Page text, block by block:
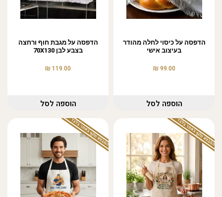
הדפסה על כיסוי לחלה מהודר
בעיצוב אישי
99.00
₪
הוספה לסל
הדפסה על מגבת חוף ורחצה
בצבע לבן 70X130
119.00
₪
הוספה לסל
המבצע תקף באתר בלבד המבצע תקף באתר בלבד